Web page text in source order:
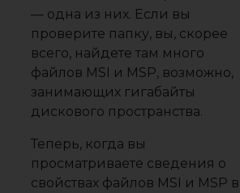
— одна из них. Если вы
проверите папку, вы, скорее
всего, найдете там много
файлов MSI и MSP, возможно,
занимающих гигабайты
дискового пространства.
Теперь, когда вы
просматриваете сведения о
свойствах файлов MSI и MSP в